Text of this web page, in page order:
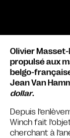
Olivier Masset-
propulsé aux
belgo-
Jean Van
dollar.
Depuis
Winch fait
cherchant à